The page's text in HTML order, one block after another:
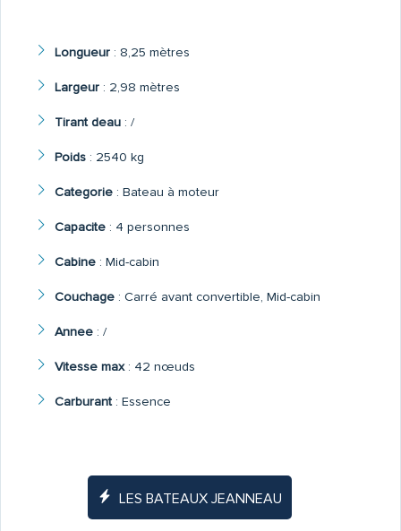
Longueur: 8,25 mètres
Largeur: 2,98 mètres
Tirant deau: /
Poids: 2540 kg
Categorie: Bateau à moteur
Capacite: 4 personnes
Cabine: Mid-cabin
Couchage: Carré avant convertible, Mid-cabin
Annee: /
Vitesse max: 42 nœuds
Carburant: Essence
LES BATEAUX JEANNEAU